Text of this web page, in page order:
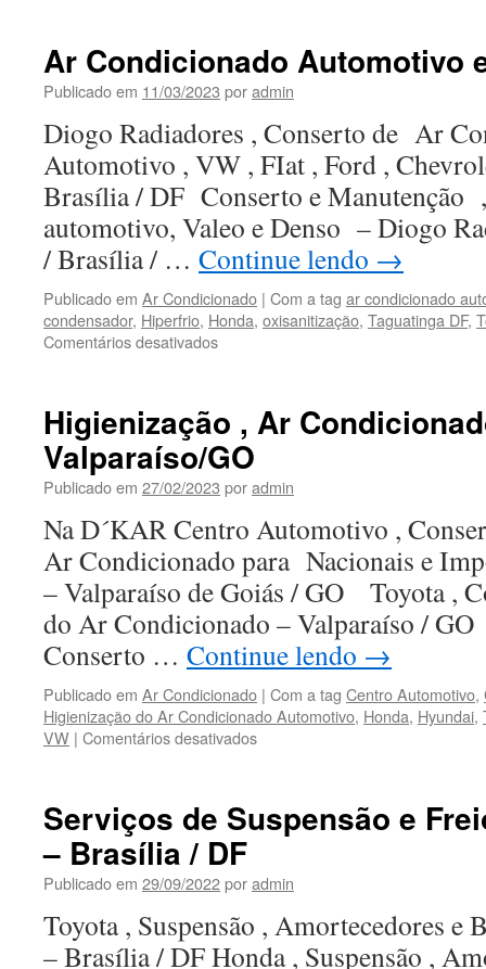
Colunas
e
Elétrica
Ar Condicionado Automotivo
Publicado em 11/03/2023 poradmin
Diogo Radiadores , Conserto de Ar
Automotivo , VW , FIat , Ford ,
Brasília / DF Conserto e Manutenção
automotivo, Valeo e Denso – Diogo
/ Brasília / … Continue lendo →
Publicado em Ar Condicionado | Com a tag ar condicionado
condensador, Hiperfrio, Honda, oxisanitização, Taguatinga DF,
Comentários desativados
Automotivo
em
Taguatinga/DF
Higienização , Ar
Valparaíso/GO
Publicado em 27/02/2023 poradmin
Na D´KAR Centro Automotivo ,
Ar Condicionado para Nacionais e
– Valparaíso de Goiás / GO Toyota ,
do Ar Condicionado – Valparaíso /
Conserto … Continue lendo →
Publicado em Ar Condicionado | Com a tag Centro Automotivo,
Higienização do Ar Condicionado Automotivo, Honda, Hyundai,
VW | Comentários desativados
Condicionado
Serviços de Suspensão e
– Brasília / DF
Publicado em 29/09/2022poradmin
Toyota , Suspensão , Amortecedores e
– Brasília / DF Honda , Suspensão ,